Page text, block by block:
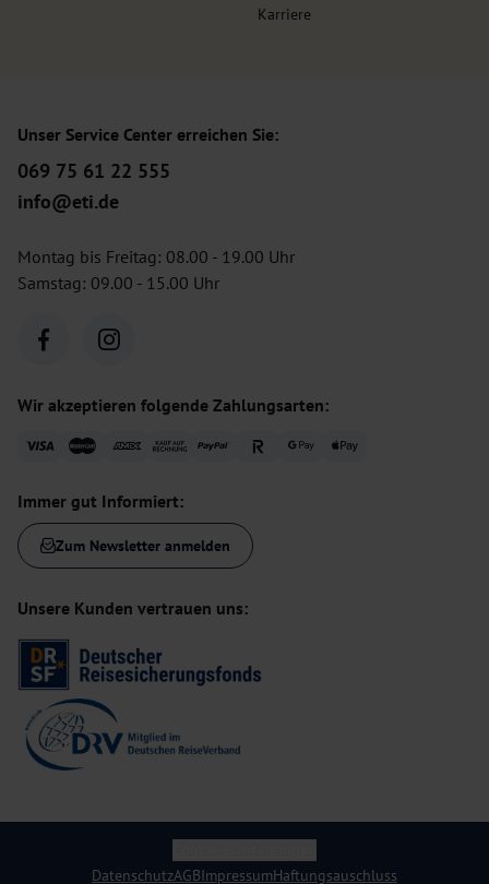
Karriere
Unser Service Center erreichen Sie:
069 75 61 22 555
info@eti.de
Montag bis Freitag: 08.00 - 19.00 Uhr
Samstag: 09.00 - 15.00 Uhr
Wir akzeptieren folgende Zahlungsarten:
Immer gut Informiert:
Zum Newsletter anmelden
Unsere Kunden vertrauen uns:
DatenschutzAGBImpressumHaftungsauschluss